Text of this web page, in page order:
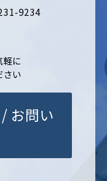
9234
軽に
さい
お問い